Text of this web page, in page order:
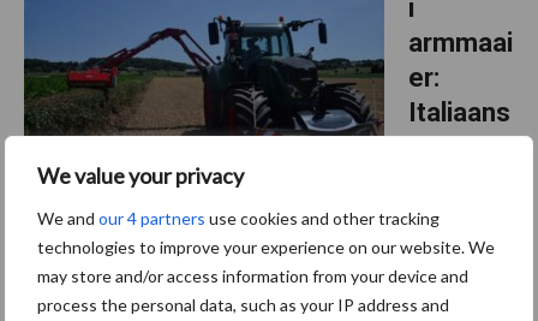
We value your privacy
We and our 4 partners use cookies and other tracking
technologies to improve your experience on our website. We
may store and/or access information from your device and
process the personal data, such as your IP address and
i
armmaai
er:
Italiaans
e voor
beheer van bermen, hagen en
slootkanten